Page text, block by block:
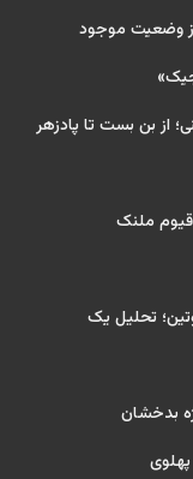
وضعیت موجود
از بن بست تا پادزهر
ملنک
تحلیل یک
بدخشان